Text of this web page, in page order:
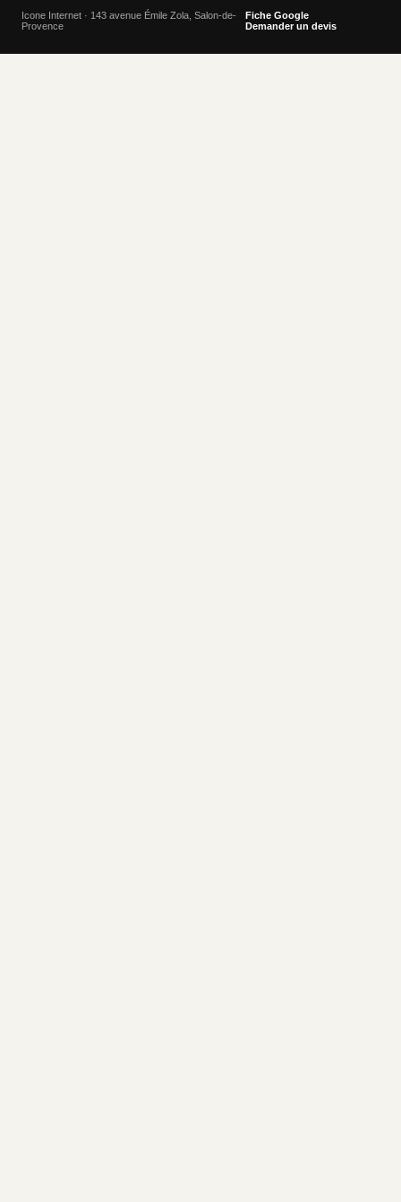
Icone Internet · 143 avenue Émile Zola, Salon-de-
Provence
Fiche Google
Demander un devis